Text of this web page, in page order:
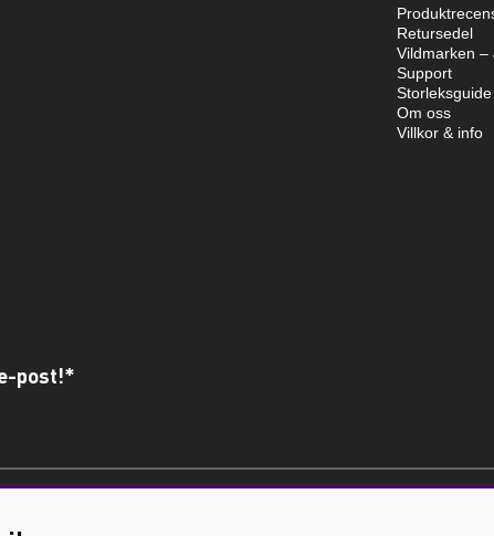
Retursedel
Vildmarken –
Support
Storleksguide
Om oss
Villkor & info
post!*